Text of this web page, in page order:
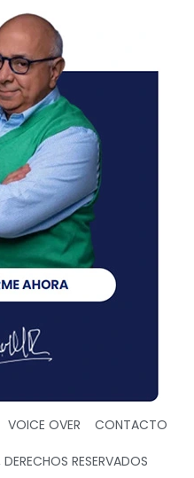
VOICE OVER CONTACTO
RESERVADOS